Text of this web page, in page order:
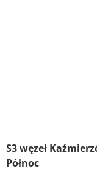
S3 węzeł
Północ